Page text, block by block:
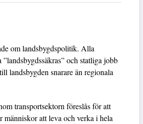
om landsbygdspolitik. Alla
och statliga jobb
landsbygden snarare än regionala
transportsektorn föreslås för att
människor att leva och verka i hela